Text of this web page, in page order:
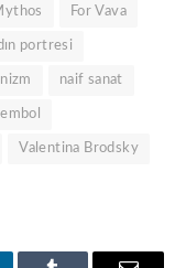
For Vava
portresi
naif sanat
Valentina Brodsky